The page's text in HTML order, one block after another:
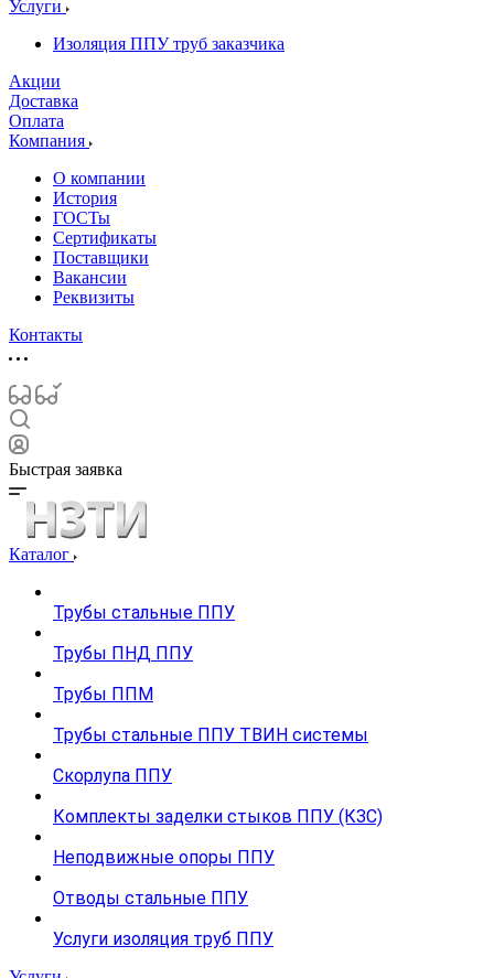
Услуги
Изоляция ППУ труб заказчика
Акции
Доставка
Оплата
Компания
О компании
История
ГОСТы
Сертификаты
Поставщики
Вакансии
Реквизиты
Контакты
Быстрая заявка
Каталог
Трубы стальные ППУ
Трубы ПНД ППУ
Трубы ППМ
Трубы стальные ППУ ТВИН системы
Скорлупа ППУ
Комплекты заделки стыков ППУ (КЗС)
Неподвижные опоры ППУ
Отводы стальные ППУ
Услуги изоляция труб ППУ